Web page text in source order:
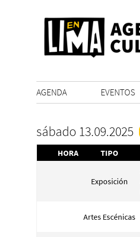
AGENDA EVENTOS
sábado 13.09.2025
HORA TIPO
Exposición
Artes Escénicas